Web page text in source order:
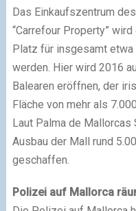
Das Einkaufszentrum
“Carrefour Property”
Platz für insgesamt
werden. Hier wird 2016
Balearen eröffnen, der
Fläche von mehr als
Laut Palma de Mallorcas
Ausbau der Mall rund
geschaffen.
Polizei auf Mallorca